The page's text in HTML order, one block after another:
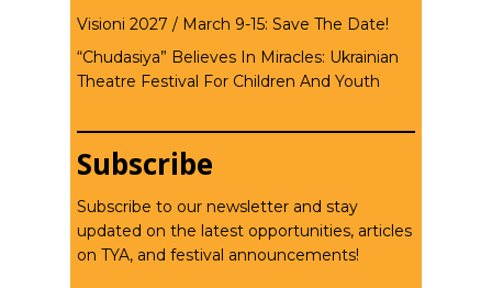
Visioni 2027 / March 9-15: Save The Date!
“Chudasiya” Believes In Miracles: Ukrainian
Theatre Festival For Children And Youth
Subscribe
Subscribe to our newsletter and stay
updated on the latest opportunities, articles
on TYA, and festival announcements!